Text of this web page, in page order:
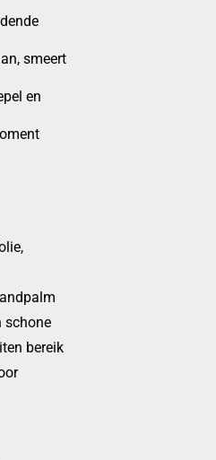
smeert
en
schone
bereik